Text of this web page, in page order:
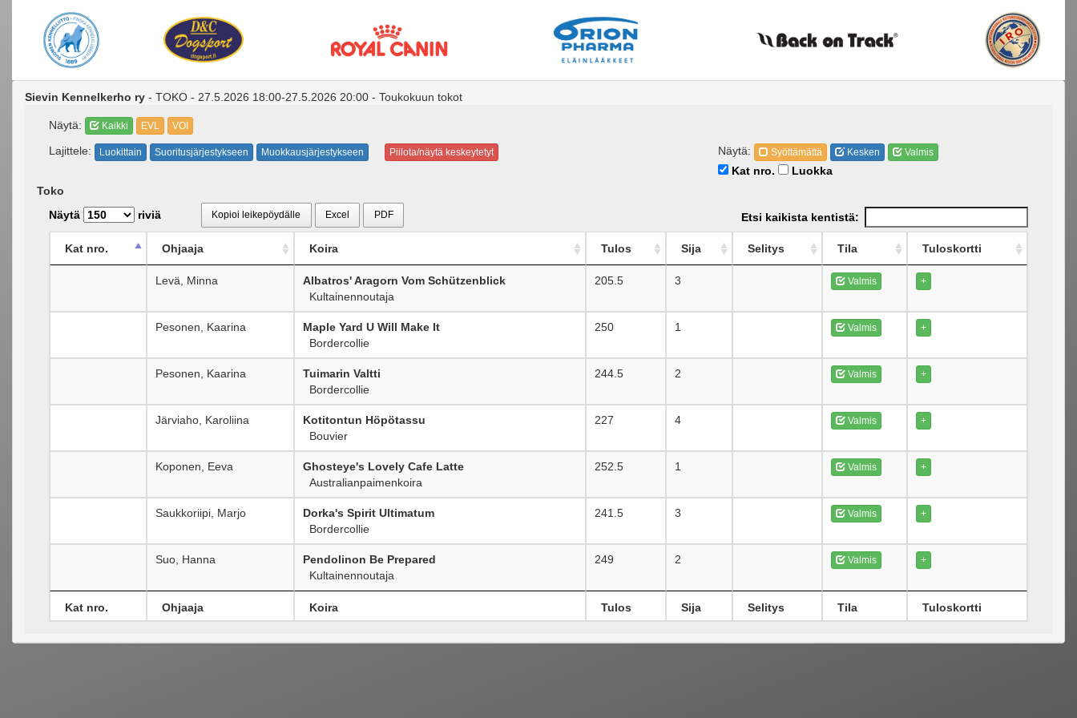
Sievin Kennelkerho ry - TOKO - 27.5.2026 18:00-27.5.2026 20:00 - Toukokuun tokot
Näytä: Kaikki EVL VOI
Lajittele: Luokittain Suoritusjärjestykseen Muokkausjärjestykseen Piilota/näytä keskeytetyt Näytä: Syöttämättä Kesken Valmis
Kat nro.
Luokka
Toko
Näytä
riviä Kopioi leikepöydälle Excel PDF Etsi kaikista kentistä:
Kat nro. Ohjaaja Koira Tulos Sija Selitys Tila Tuloskortti
Levä, Minna
Albatros' Aragorn Vom Schützenblick
Kultainennoutaja
205.5 3 Valmis +
Pesonen, Kaarina
Maple Yard U Will Make It
Bordercollie
250 1 Valmis +
Pesonen, Kaarina
Tuimarin Valtti
Bordercollie
244.5 2 Valmis +
Järviaho, Karoliina
Kotitontun Höpötassu
Bouvier
227 4 Valmis +
Koponen, Eeva
Ghosteye's Lovely Cafe Latte
Australianpaimenkoira
252.5 1 Valmis +
Saukkoriipi, Marjo
Dorka's Spirit Ultimatum
Bordercollie
241.5 3 Valmis +
Suo, Hanna
Pendolinon Be Prepared
Kultainennoutaja
249 2 Valmis +
Kat nro. Ohjaaja Koira Tulos Sija Selitys Tila Tuloskortti